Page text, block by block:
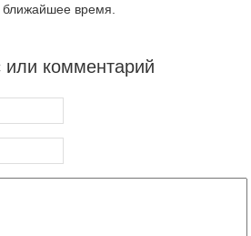
ближайшее время.
или комментарий